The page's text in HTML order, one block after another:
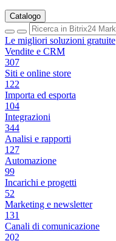
Catalogo
Le migliori soluzioni gratuite
Vendite e CRM
307
Siti e online store
122
Importa ed esporta
104
Integrazioni
344
Analisi e rapporti
127
Automazione
99
Incarichi e progetti
52
Marketing e newsletter
131
Canali di comunicazione
202